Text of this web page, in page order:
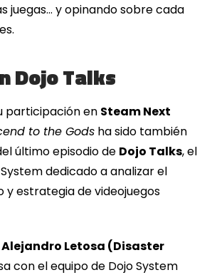
juegas… y opinando sobre cada
Dojo Talks
participación en Steam Next
to the Gods ha sido también
último episodio de Dojo Talks, el
dedicado a analizar el
y estrategia de videojuegos
Alejandro Letosa (Disaster
con el equipo de Dojo System